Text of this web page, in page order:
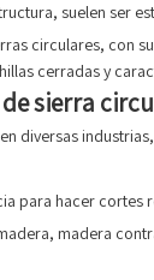
suelen ser
circulares, con
cerradas y
sierra
diversas
para hacer cortes
madera